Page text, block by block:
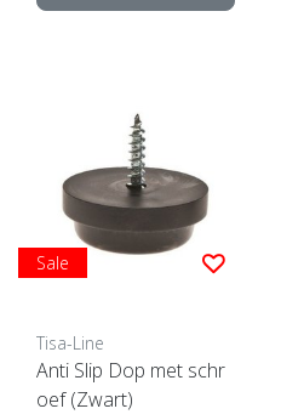
Sale
Tisa-Line
Anti Slip Dop met schr
oef (Zwart)